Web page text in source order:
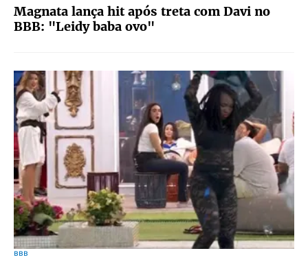
Magnata lança hit após treta com Davi no
BBB: "Leidy baba ovo"
BBB